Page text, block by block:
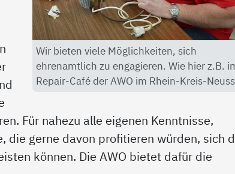
Wir bieten viele Möglichkeiten, sich
ehrenamtlich zu engagieren. Wie hier z.B.
Repair-Café der AWO im Rhein-Kreis-Neuss
Für nahezu alle eigenen Kenntnisse,
die gerne davon profitieren würden, sich
können. Die AWO bietet dafür die